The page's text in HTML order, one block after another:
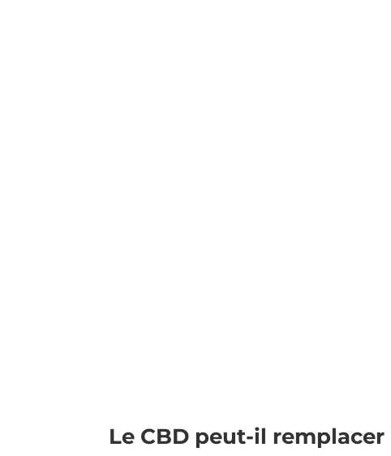
Le CBD peut-il